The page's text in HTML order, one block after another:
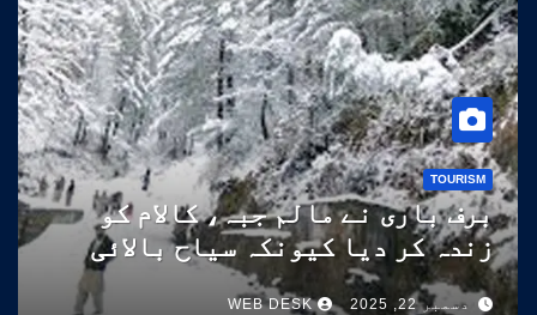
TOURISM
برف باری نے مالم جبہ، کالام کو
زندہ کر دیا کیونکہ سیاح بالائی
سوات کی طرف آتے ہیں
دسمبر 22, 2025 WEB DESK